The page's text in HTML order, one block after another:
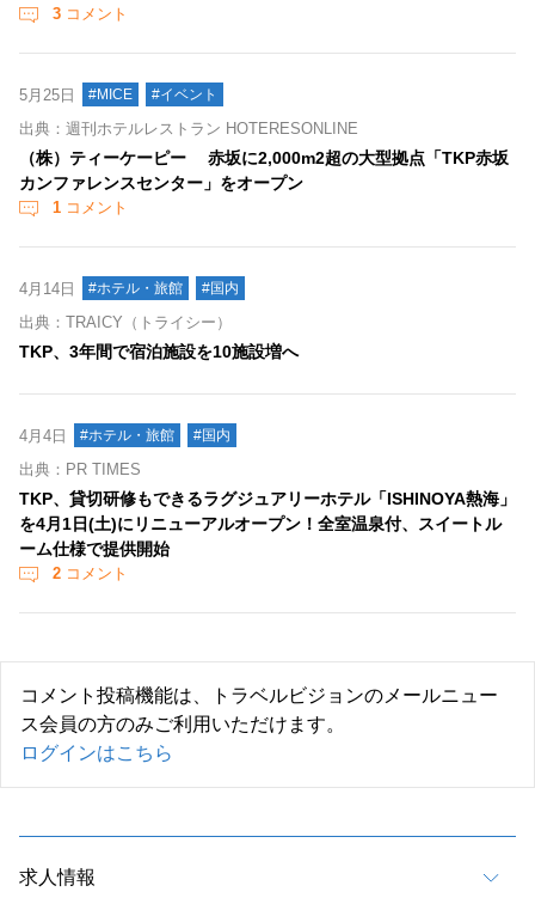
3 コメント
5月25日 #MICE #イベント
出典：週刊ホテルレストラン HOTERESONLINE
（株）ティーケーピー 赤坂に2,000m2超の大型拠点「TKP赤坂
カンファレンスセンター」をオープン
1 コメント
4月14日 #ホテル・旅館 #国内
出典：TRAICY（トライシー）
TKP、3年間で宿泊施設を10施設増へ
4月4日 #ホテル・旅館 #国内
出典：PR TIMES
TKP、貸切研修もできるラグジュアリーホテル「ISHINOYA熱海」
を4月1日(土)にリニューアルオープン！全室温泉付、スイートル
ーム仕様で提供開始
2 コメント
コメント投稿機能は、トラベルビジョンのメールニュー
ス会員の方のみご利用いただけます。
ログインはこちら
求人情報